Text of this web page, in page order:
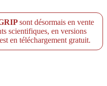
sont désormais en vente
scientifiques, en versions
en téléchargement gratuit.